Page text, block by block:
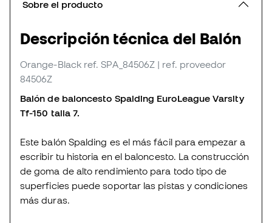
Sobre el producto
Descripción técnica del Balón
Orange-Black ref. SPA_84506Z | ref. proveedor
84506Z
Balón de baloncesto Spalding EuroLeague Varsity
Tf-150 talla 7.
Este balón Spalding es el más fácil para empezar a
escribir tu historia en el baloncesto. La construcción
de goma de alto rendimiento para todo tipo de
superficies puede soportar las pistas y condiciones
más duras.